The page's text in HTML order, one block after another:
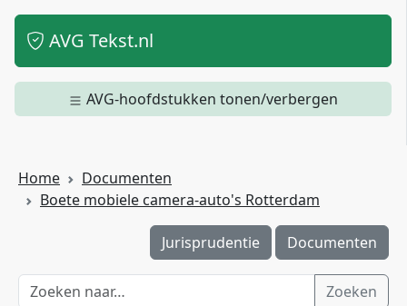
AVG Tekst.nl
AVG-hoofdstukken tonen/verbergen
Home
Documenten
Boete mobiele camera-auto's Rotterdam
Jurisprudentie Documenten
Zoeken